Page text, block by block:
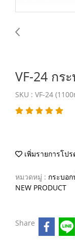
VF-24 กร
SKU : VF-24
เพิ่มรายการโปร
หมวดหมู่ : กระบอ
NEW PRODUCT
Share